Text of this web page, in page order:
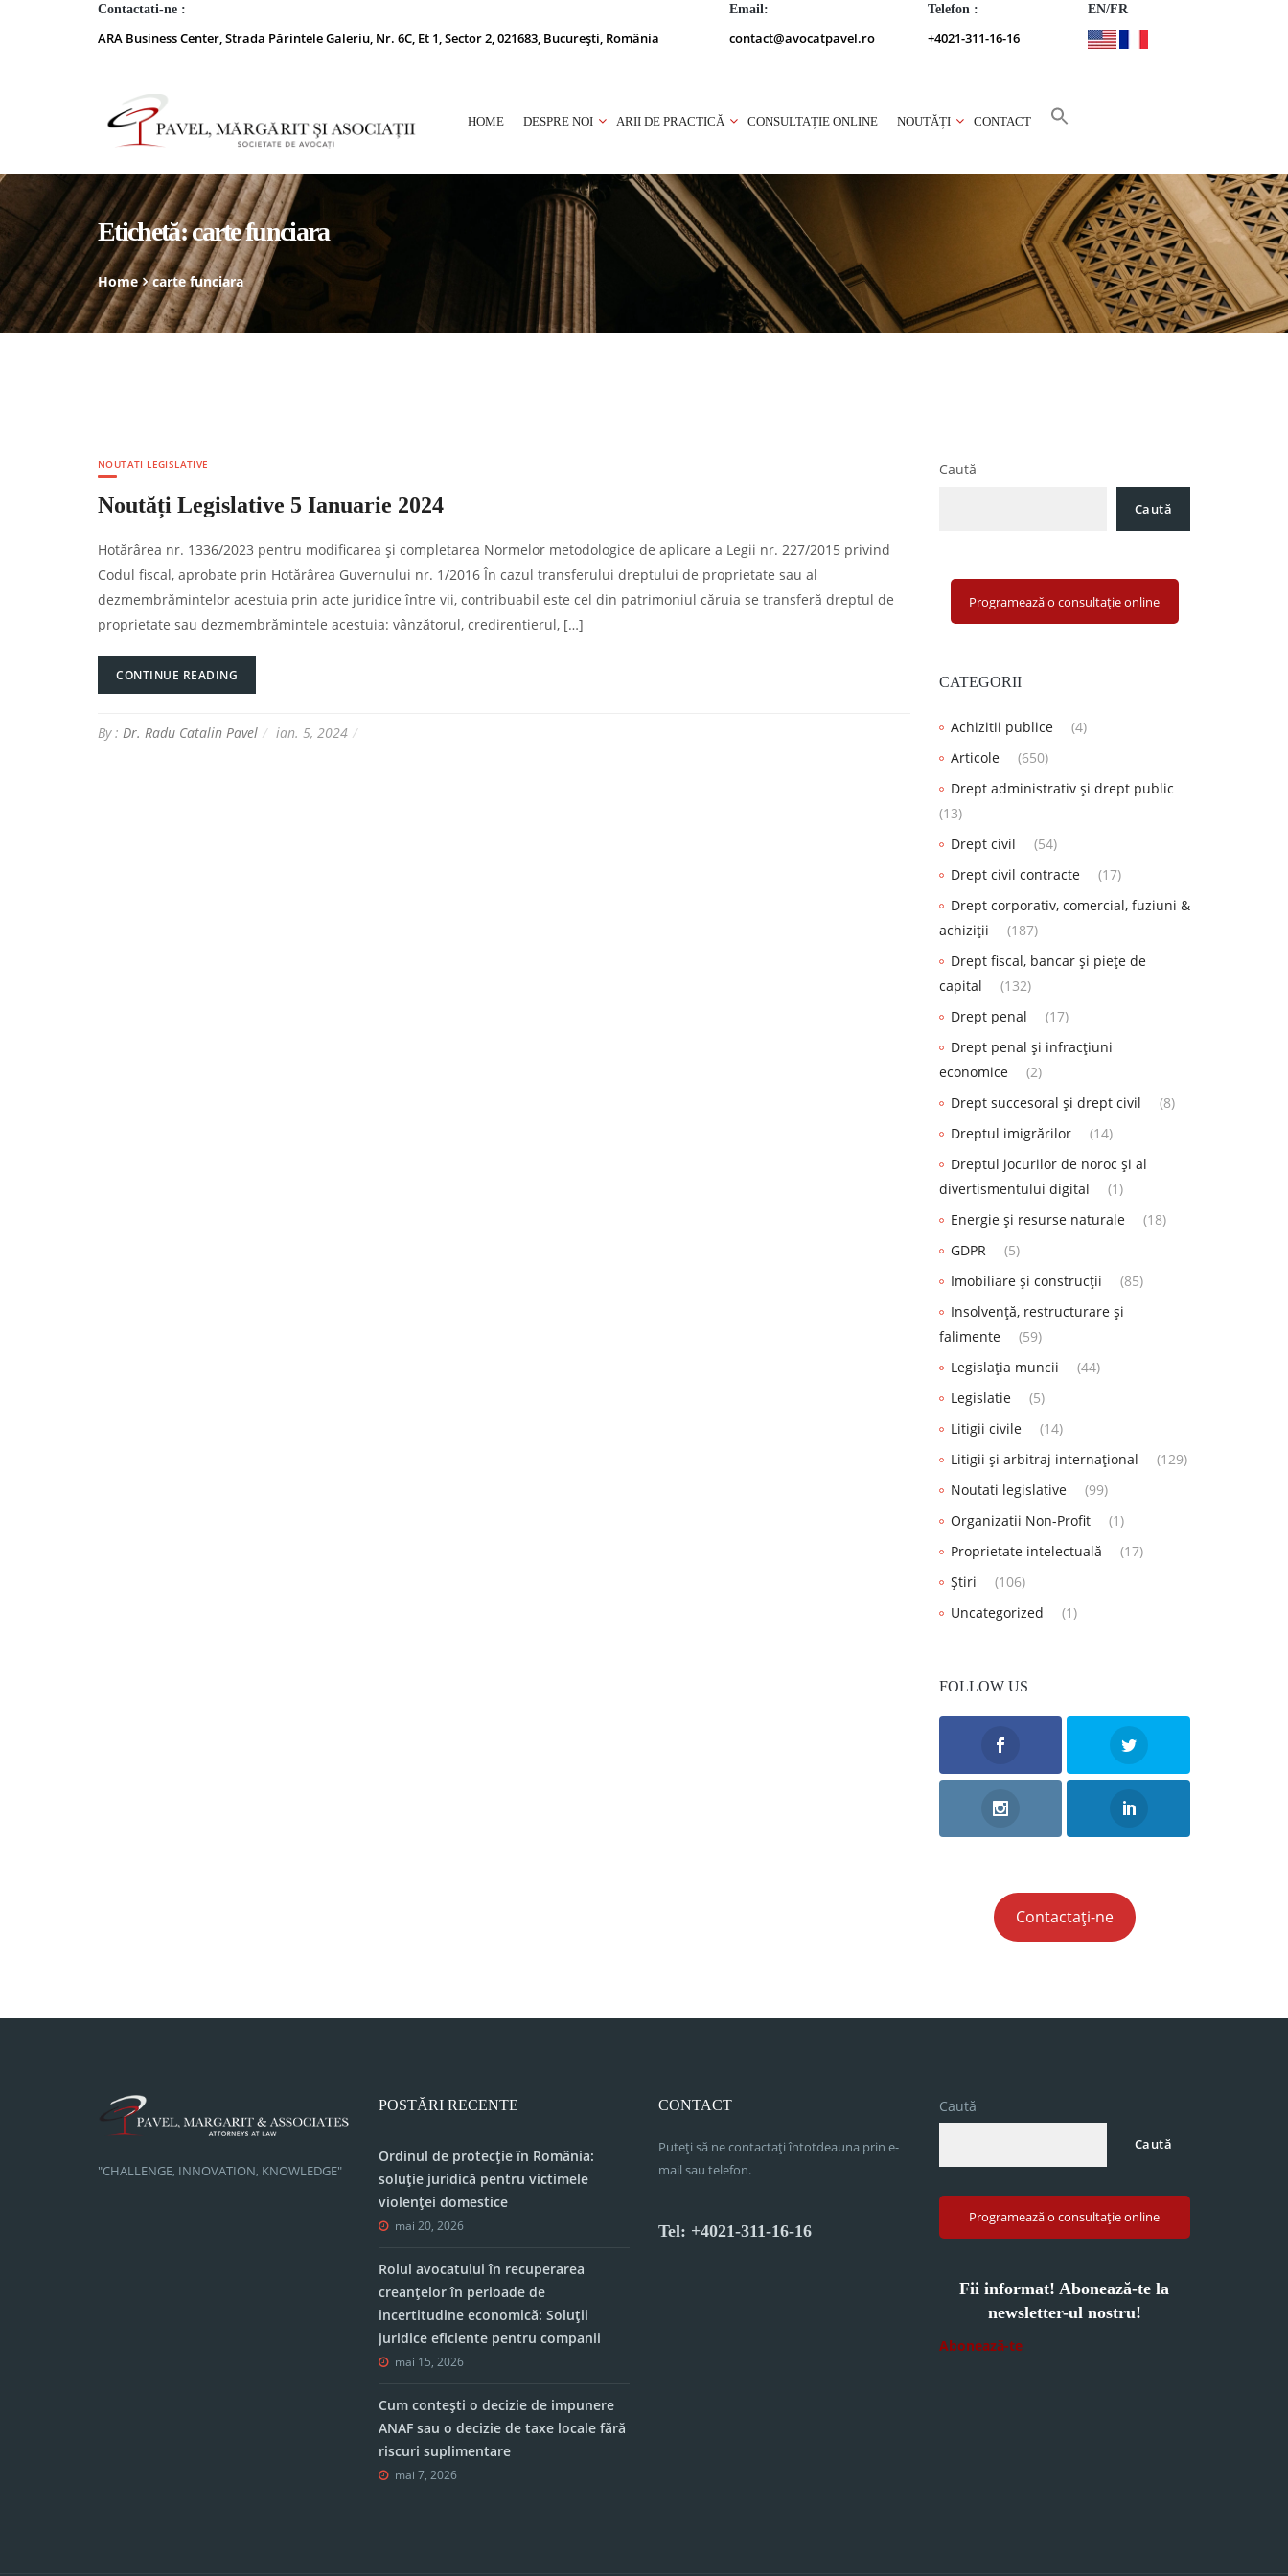
Contactati-ne :
ARA Business Center, Strada Părintele Galeriu, Nr. 6C, Et 1, Sector 2, 021683, București, România
Email:
contact@avocatpavel.ro
Telefon :
+4021-311-16-16
EN/FR
HOME DESPRE NOI ARII DE PRACTICĂ CONSULTAȚIE ONLINE NOUTĂȚI CONTACT
Etichetă:carte funciara
Home carte funciara
NOUTATI LEGISLATIVE
Noutăți Legislative 5 Ianuarie 2024
Hotărârea nr. 1336/2023 pentru modificarea şi completarea Normelor metodologice de aplicare a Legii nr. 227/2015 privind
Codul fiscal, aprobate prin Hotărârea Guvernului nr. 1/2016 În cazul transferului dreptului de proprietate sau al
dezmembrămintelor acestuia prin acte juridice între vii, contribuabil este cel din patrimoniul căruia se transferă dreptul de
proprietate sau dezmembrămintele acestuia: vânzătorul, credirentierul, […]
CONTINUE READING
By : Dr. Radu Catalin Pavel ian. 5, 2024
Caută
Caută
Programează o consultație online
CATEGORII
Achizitii publice
(4)
Articole
(650)
Drept administrativ și drept public
(13)
Drept civil
(54)
Drept civil contracte
(17)
Drept corporativ, comercial, fuziuni &
achiziții
(187)
Drept fiscal, bancar și piețe de
capital
(132)
Drept penal
(17)
Drept penal și infracțiuni
economice
(2)
Drept succesoral și drept civil
(8)
Dreptul imigrărilor
(14)
Dreptul jocurilor de noroc și al
divertismentului digital
(1)
Energie și resurse naturale
(18)
GDPR
(5)
Imobiliare și construcții
(85)
Insolvență, restructurare și
falimente
(59)
Legislația muncii
(44)
Legislatie
(5)
Litigii civile
(14)
Litigii și arbitraj internațional
(129)
Noutati legislative
(99)
Organizatii Non-Profit
(1)
Proprietate intelectuală
(17)
Știri
(106)
Uncategorized
(1)
FOLLOW US
Contactați-ne
"CHALLENGE, INNOVATION, KNOWLEDGE"
POSTĂRI RECENTE
Ordinul de protecție în România:
soluție juridică pentru victimele
violenței domestice
mai 20, 2026
Rolul avocatului în recuperarea
creanțelor în perioade de
incertitudine economică: Soluții
juridice eficiente pentru companii
mai 15, 2026
Cum contești o decizie de impunere
ANAF sau o decizie de taxe locale fără
riscuri suplimentare
mai 7, 2026
CONTACT
Puteți să ne contactați întotdeauna prin e-
mail sau telefon.
Tel: +4021-311-16-16
Caută
Caută
Programează o consultație online
Fii informat! Abonează-te la
newsletter-ul nostru!
Abonează-te